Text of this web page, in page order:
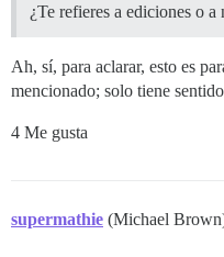
¿Te refieres a ediciones o a
Ah, sí, para aclarar, esto es
mencionado; solo tiene
4 Me gusta
supermathie (Michael